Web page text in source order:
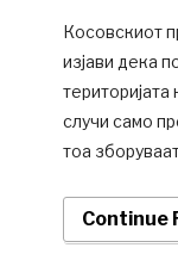
Косовскиот
изјави дека
случи само
тоа
Continue